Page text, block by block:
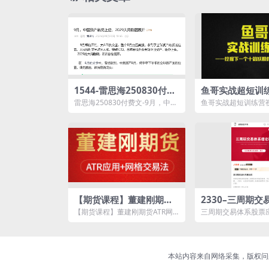
1544-雷思海250830付费
文-9月，中国资产新龙上
雷思海250830付费文-9月，中国
鱼哥实战超短训
+讲义
鱼哥实战超短训练营
【期货课程】董建刚期货A
TR网格交易管理
【期货课程】董建刚期货ATR网
2330–三周期交
票应用课
三周期交易体系股票
本站内容来自网络采集，版权